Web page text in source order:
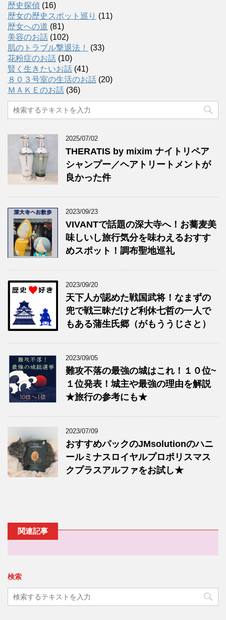
歴史探偵 (16)
歴女の歴史スポット巡り (11)
歴女への道 (81)
美容のお話 (102)
肌のトラブル撃退法！
(33)
花粉症のお話 (10)
賢く生きたいお話 (41)
８０３号室の生活のお話 (20)
ＭＡＫＥのお話 (36)
2025/07/02
THERATIS by mixim ナイトリペア
シャンプー／ヘアトリートメントが
良かった件
2023/09/23
VIVANTで話題の深大寺へ！お蕎麦美
味しいし旅行気分を味わえるおすす
めスポット！調布聖地巡礼
2023/09/20
天下人が認めた戦国武将！なまずの
兜で戦三昧だけど利休七哲の一人で
もある蒲生氏郷（がもううじさと）
2023/09/05
難攻不落の最強の城はこれ！１０位~
１位発表！城主や最強の理由を解説
★旅行の参考にも★
2023/07/09
おすすめパックのJMsolutionのハニ
ールミナスロイヤルプロポリスマス
クプラスアルファをお試し★
関連記事
検索